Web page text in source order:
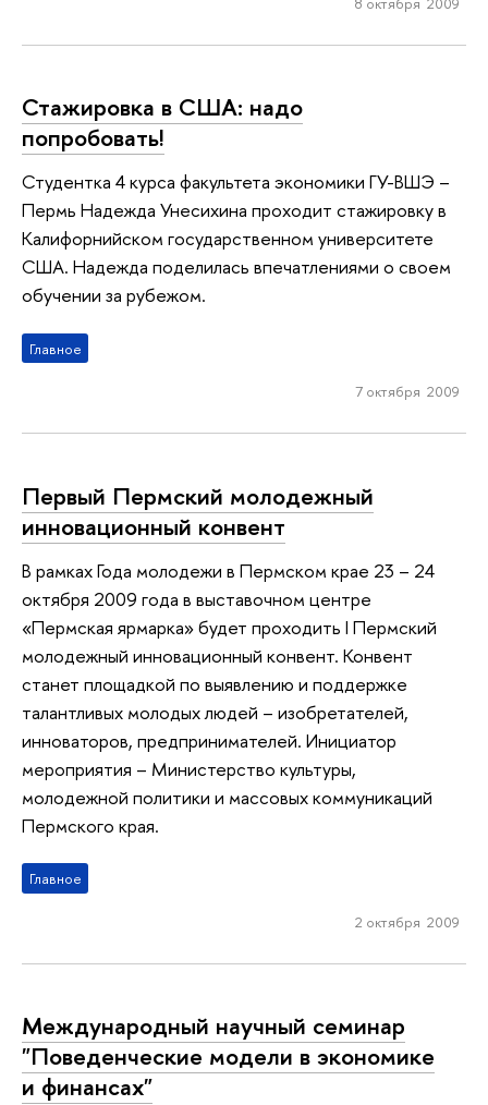
Стажировка в США: надо
попробовать!
Студентка 4 курса факультета экономики ГУ-ВШЭ –
Пермь Надежда Унесихина проходит стажировку в
Калифорнийском государственном университете
США. Надежда поделилась впечатлениями о своем
обучении за рубежом.
Главное
7 октября 2009
Первый Пермский молодежный
инновационный конвент
В рамках Года молодежи в Пермском крае 23 – 24
октября 2009 года в выставочном центре
«Пермская ярмарка» будет проходить I Пермский
молодежный инновационный конвент. Конвент
станет площадкой по выявлению и поддержке
талантливых молодых людей – изобретателей,
инноваторов, предпринимателей. Инициатор
мероприятия – Министерство культуры,
молодежной политики и массовых коммуникаций
Пермского края.
Главное
2 октября 2009
Международный научный семинар
"Поведенческие модели в экономике
и финансах"